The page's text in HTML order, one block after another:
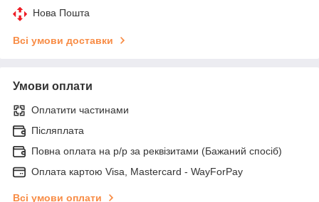
Нова Пошта
Всі умови доставки
Умови оплати
Оплатити частинами
Післяплата
Повна оплата на р/р за реквізитами (Бажаний спосіб)
Оплата картою Visa, Mastercard - WayForPay
Всі умови оплати